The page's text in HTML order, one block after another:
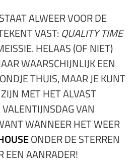
ALWEER VOOR DE
VAST: QUALITY TIME
HELAAS (OF NIET)
WAARSCHIJNLIJK EEN
THUIS, MAAR JE KUNT
MET HET ALVAST
VAN
WANNEER HET WEER
ONDER DE STERREN
EEN AANRADER!